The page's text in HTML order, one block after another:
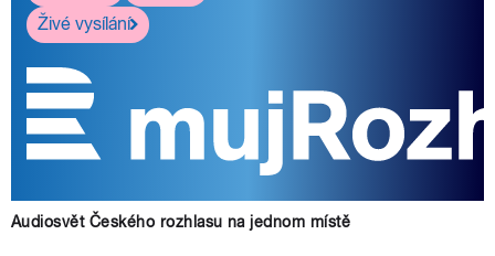
Živé vysílání
Audiosvět Českého rozhlasu na jednom místě